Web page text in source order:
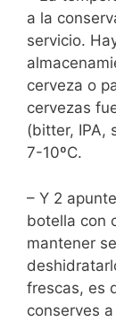
a la
servicio.
cerveza o
cervezas
(bitter, IPA,
7-10ºC.
– Y 2
botella con
mantener
frescas, es
conserves